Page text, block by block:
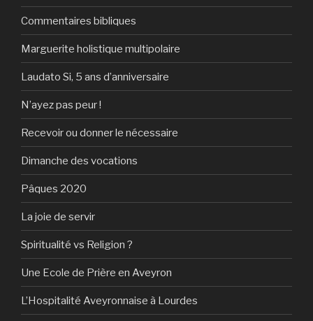
Commentaires bibliques
Marguerite holistique multipolaire
Laudato Si, 5 ans d’anniversaire
N’ayez pas peur !
Recevoir ou donner le nécessaire
Dimanche des vocations
Pâques 2020
La joie de servir
Spiritualité vs Religion ?
Une Ecole de Prière en Aveyron
L’Hospitalité Aveyronnaise à Lourdes